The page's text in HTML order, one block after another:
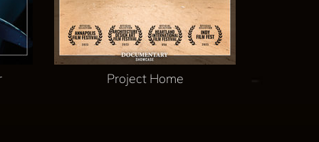
Project Home